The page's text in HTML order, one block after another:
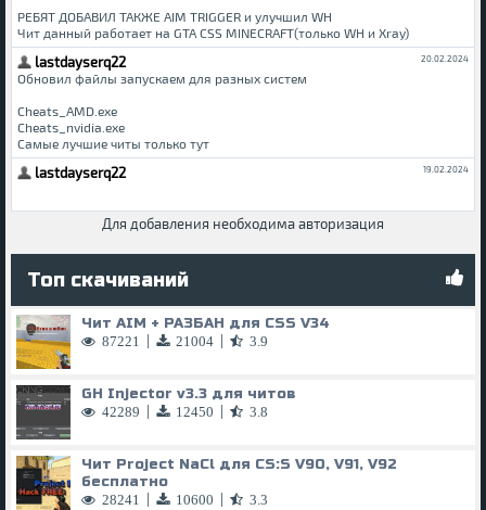
Для добавления необходима авторизация
Топ скачиваний
Чит AIM + РАЗБАН для CSS V34
87221 21004 3.9
GH Injector v3.3 для читов
42289 12450 3.8
Чит Project NaCl для CS:S V90, V91, V92
бесплатно
28241 10600 3.3